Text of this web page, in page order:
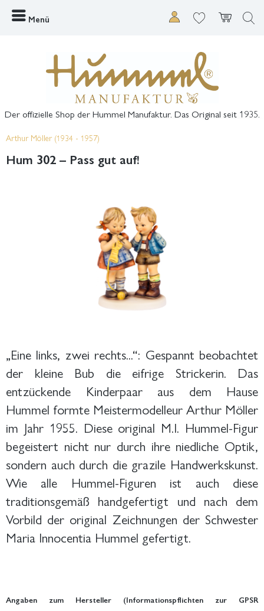
Menü
Der offizielle Shop der Hummel Manufaktur. Das Original seit 1935.
Arthur Möller (1934 - 1957)
Hum 302 – Pass gut auf!
„Eine links, zwei rechts...“: Gespannt beobachtet
der kleine Bub die eifrige Strickerin. Das
entzückende Kinderpaar aus dem Hause
Hummel formte Meistermodelleur Arthur Möller
im Jahr 1955. Diese original M.I. Hummel-Figur
begeistert nicht nur durch ihre niedliche Optik,
sondern auch durch die grazile Handwerkskunst.
Wie alle Hummel-Figuren ist auch diese
traditionsgemäß handgefertigt und nach dem
Vorbild der original Zeichnungen der Schwester
Maria Innocentia Hummel gefertigt.
Angaben zum Hersteller (Informationspflichten zur GPSR